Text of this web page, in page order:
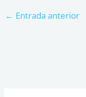
T
O
O
← Entrada anterior